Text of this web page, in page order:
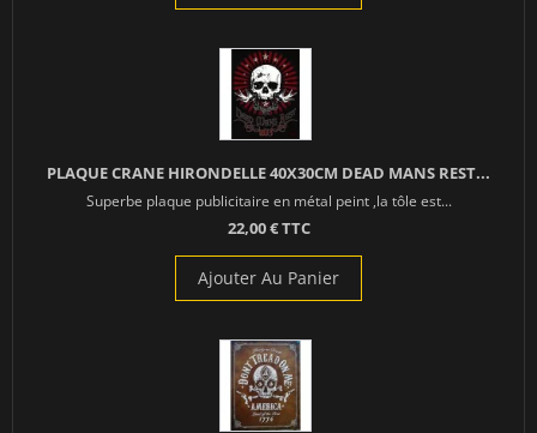
PLAQUE CRANE HIRONDELLE 40X30CM DEAD MANS REST...
Superbe plaque publicitaire en métal peint ,la tôle est...
22,00 € TTC
Ajouter Au Panier